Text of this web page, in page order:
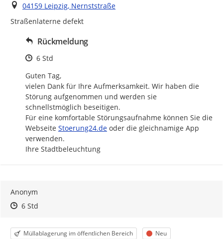
Ort
04159 Leipzig, Nernststraße
Straßenlaterne defekt
Rückmeldung
Zeitpunkt des Erstellens
6 Std
Guten Tag,
vielen Dank für Ihre Aufmerksamkeit. Wir haben die
Störung aufgenommen und werden sie
schnellstmöglich beseitigen.
Für eine komfortable Störungsaufnahme können Sie die
Webseite http://
Stoerung24.de oder die gleichnamige App
verwenden.
Ihre Stadtbeleuchtung
Anonym
Zeitpunkt des Erstellens
Zeitpunkt des Erstellens
6 StdZur Äußerung
Kategorie
Müllablagerung im öffentlichen Bereich Status
Neu